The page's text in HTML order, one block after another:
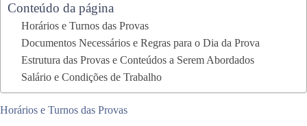
Conteúdo da página
Horários e Turnos das Provas
Documentos Necessários e Regras para o Dia da Prova
Estrutura das Provas e Conteúdos a Serem Abordados
Salário e Condições de Trabalho
Horários e Turnos das Provas